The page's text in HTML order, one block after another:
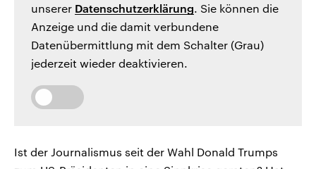
unserer Datenschutzerklärung. Sie können die
Anzeige und die damit verbundene
Datenübermittlung mit dem Schalter (Grau)
jederzeit wieder deaktivieren.
Ist der Journalismus seit der Wahl Donald Trumps